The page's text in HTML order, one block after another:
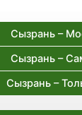
Сызрань –
Сызрань –
Сызрань –